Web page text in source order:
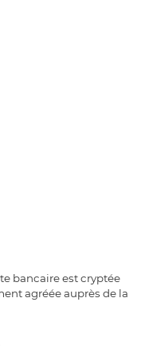
bancaire est cryptée
agréée auprès de la